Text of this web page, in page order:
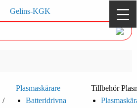
Plasmaskärare
Batteridrivna
Tillbehör